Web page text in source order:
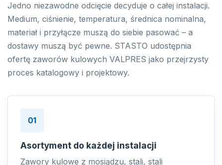
Jedno niezawodne odcięcie decyduje o całej instalacji.
Medium, ciśnienie, temperatura, średnica nominalna,
materiał i przyłącze muszą do siebie pasować – a
dostawy muszą być pewne. STASTO udostępnia
ofertę zaworów kulowych VALPRES jako przejrzysty
proces katalogowy i projektowy.
01
Asortyment do każdej instalacji
Zawory kulowe z mosiądzu, stali, stali